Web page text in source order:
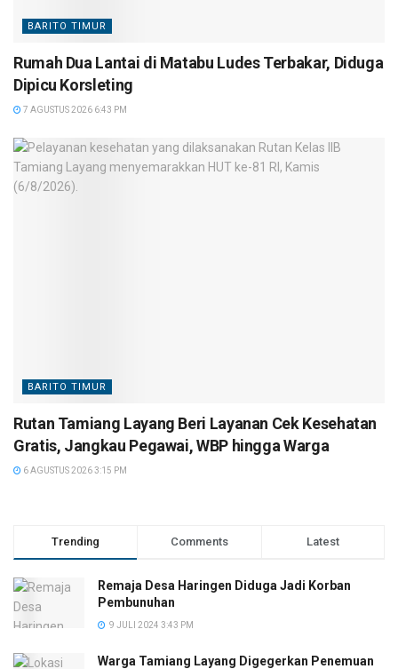
BARITO TIMUR
Rumah Dua Lantai di Matabu Ludes Terbakar, Diduga
Dipicu Korsleting
7 AGUSTUS 2026 6:43 PM
BARITO TIMUR
Rutan Tamiang Layang Beri Layanan Cek Kesehatan
Gratis, Jangkau Pegawai, WBP hingga Warga
6 AGUSTUS 2026 3:15 PM
Trending Comments Latest
Remaja Desa Haringen Diduga Jadi Korban
Pembunuhan
9 JULI 2024 3:43 PM
Warga Tamiang Layang Digegerkan Penemuan